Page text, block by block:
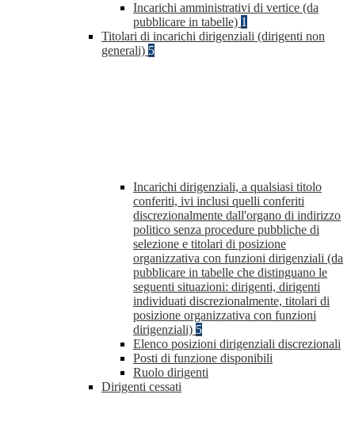
Incarichi amministrativi di vertice (da
pubblicare in tabelle) 1
Titolari di incarichi dirigenziali (dirigenti non
generali) 5
Incarichi dirigenziali, a qualsiasi titolo
conferiti, ivi inclusi quelli conferiti
discrezionalmente dall'organo di indirizzo
politico senza procedure pubbliche di
selezione e titolari di posizione
organizzativa con funzioni dirigenziali (da
pubblicare in tabelle che distinguano le
seguenti situazioni: dirigenti, dirigenti
individuati discrezionalmente, titolari di
posizione organizzativa con funzioni
dirigenziali) 5
Elenco posizioni dirigenziali discrezionali
Posti di funzione disponibili
Ruolo dirigenti
Dirigenti cessati